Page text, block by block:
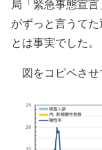
局「緊急事態宣
がずっと言うて
とは事実でした。
図をコピペさせ